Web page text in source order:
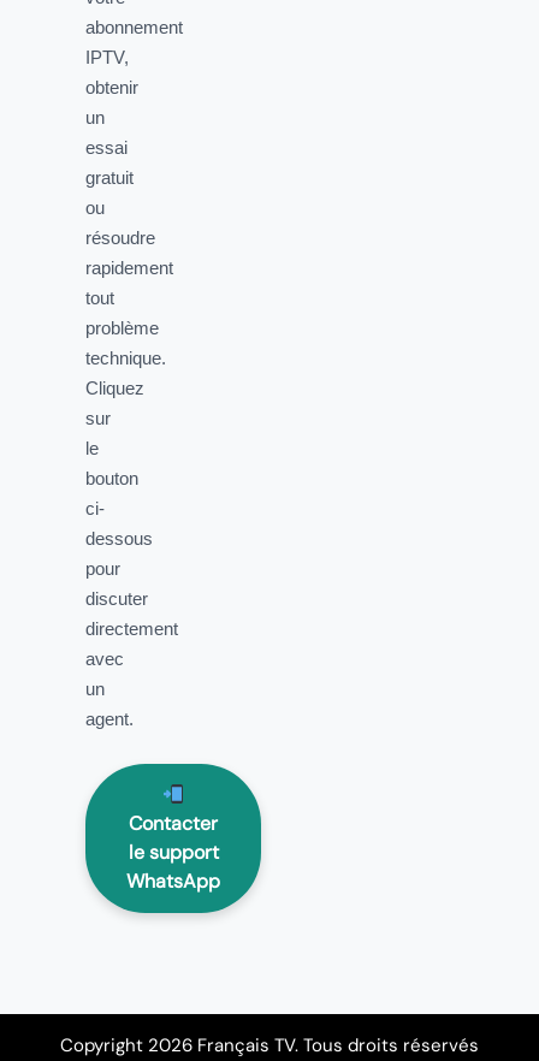
abonnement
IPTV,
obtenir
un
essai
gratuit
ou
résoudre
rapidement
tout
problème
technique.
Cliquez
sur
le
bouton
ci-
dessous
pour
discuter
directement
avec
un
agent.
Contacter
le support
WhatsApp
Copyright 2026 Français TV. Tous droits réservés